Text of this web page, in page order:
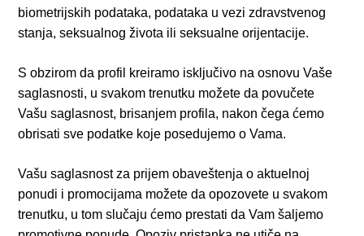
biometrijskih podataka, podataka u vezi zdravstvenog
stanja, seksualnog života ili seksualne orijentacije.
S obzirom da profil kreiramo isključivo na osnovu Vaše
saglasnosti, u svakom trenutku možete da povučete
Vašu saglasnost, brisanjem profila, nakon čega ćemo
obrisati sve podatke koje posedujemo o Vama.
Vašu saglasnost za prijem obaveštenja o aktuelnoj
ponudi i promocijama možete da opozovete u svakom
trenutku, u tom slučaju ćemo prestati da Vam šaljemo